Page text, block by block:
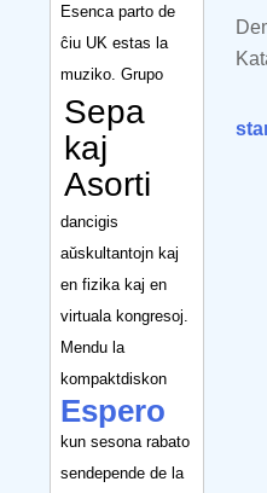
Esenca parto de
ĉiu UK estas la
muziko. Grupo
Sepa
kaj
Asorti
dancigis
aŭskultantojn kaj
en fizika kaj en
virtuala kongresoj.
Mendu la
kompaktdiskon
Espero
kun sesona rabato
sendepende de la